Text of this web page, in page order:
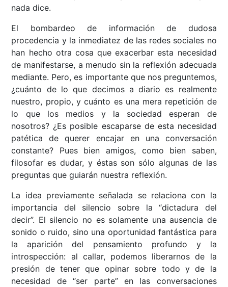
nada dice.
El bombardeo de información de dudosa
procedencia y la inmediatez de las redes sociales no
han hecho otra cosa que exacerbar esta necesidad
de manifestarse, a menudo sin la reflexión adecuada
mediante. Pero, es importante que nos preguntemos,
¿cuánto de lo que decimos a diario es realmente
nuestro, propio, y cuánto es una mera repetición de
lo que los medios y la sociedad esperan de
nosotros? ¿Es posible escaparse de esta necesidad
patética de querer encajar en una conversación
constante? Pues bien amigos, como bien saben,
filosofar es dudar, y éstas son sólo algunas de las
preguntas que guiarán nuestra reflexión.
La idea previamente señalada se relaciona con la
importancia del silencio sobre la “dictadura del
decir”. El silencio no es solamente una ausencia de
sonido o ruido, sino una oportunidad fantástica para
la aparición del pensamiento profundo y la
introspección: al callar, podemos liberarnos de la
presión de tener que opinar sobre todo y de la
necesidad de “ser parte” en las conversaciones